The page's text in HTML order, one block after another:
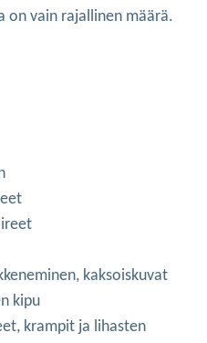
on vain rajallinen määrä.
kaksoiskuvat
kipu
krampit ja lihasten